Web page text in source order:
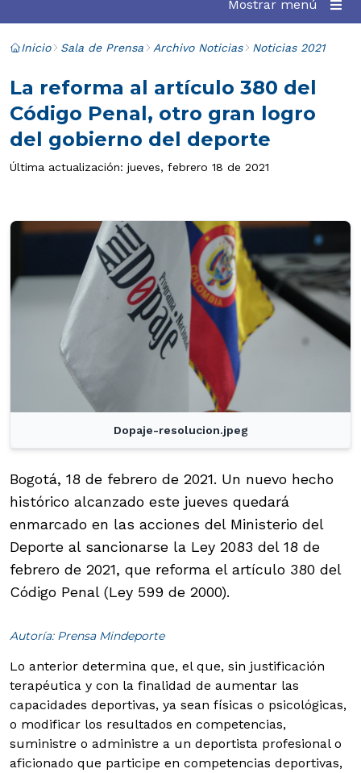
Mostrar menú
Inicio Sala de Prensa Archivo Noticias Noticias 2021
La reforma al artículo 380 del
Código Penal, otro gran logro
del gobierno del deporte
Última actualización: jueves, febrero 18 de 2021
Dopaje-resolucion.jpeg
Bogotá, 18 de febrero de 2021. Un nuevo hecho
histórico alcanzado este jueves quedará
enmarcado en las acciones del Ministerio del
Deporte al sancionarse la Ley 2083 del 18 de
febrero de 2021, que reforma el artículo 380 del
Código Penal (Ley 599 de 2000).
Autoría: Prensa Mindeporte
Lo anterior determina que, el que, sin justificación
terapéutica y con la finalidad de aumentar las
capacidades deportivas, ya sean físicas o psicológicas,
o modificar los resultados en competencias,
suministre o administre a un deportista profesional o
aficionado que participe en competencias deportivas,